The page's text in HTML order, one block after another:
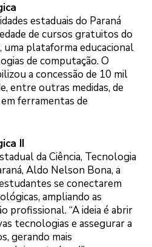
estaduais do Paraná
de cursos gratuitos do
plataforma educacional
de computação. O
a concessão de 10 mil
entre outras medidas, de
ferramentas de
II
da Ciência, Tecnologia
Aldo Nelson Bona, a
se conectarem
ampliando as
profissional. “A ideia é abrir
tecnologias e assegurar a
gerando mais